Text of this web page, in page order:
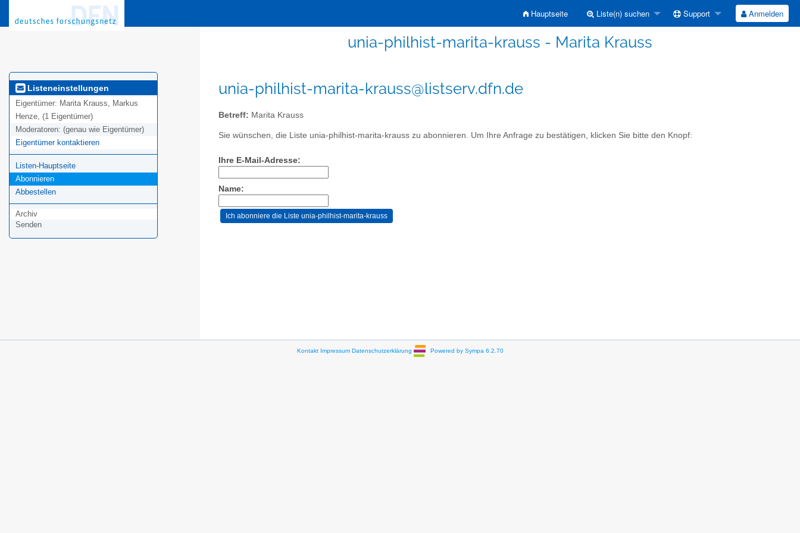
Hauptseite Liste(n) suchen Support Anmelden
unia-philhist-marita-krauss - Marita Krauss
Listeneinstellungen
Eigentümer: Marita Krauss, Markus
Henze, (1 Eigentümer)
Moderatoren: (genau wie Eigentümer)
Eigentümer kontaktieren
Listen-Hauptseite
Abonnieren
Abbestellen
Archiv
Senden
unia-philhist-marita-krauss@listserv.dfn.de
Betreff: Marita Krauss
Sie wünschen, die Liste unia-philhist-marita-krauss zu abonnieren. Um Ihre Anfrage zu bestätigen, klicken Sie bitte den Knopf:
Ihre E-Mail-Adresse:
Name:
Kontakt Impressum Datenschutzerklärung Powered by Sympa 6.2.70